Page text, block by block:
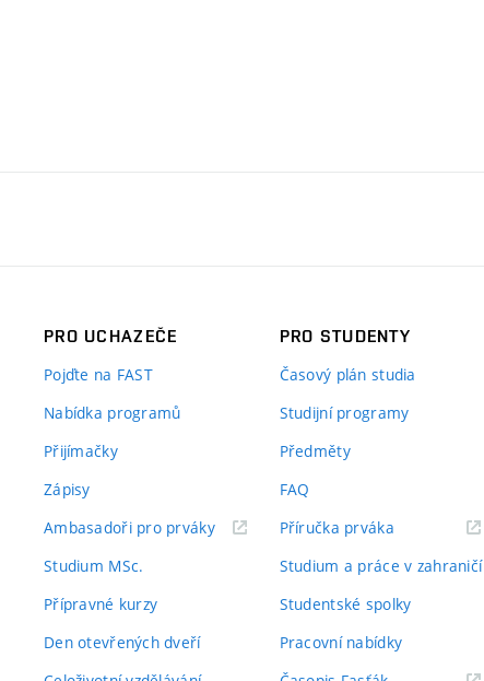
PRO UCHAZEČE
Pojďte na FAST
Nabídka programů
Přijímačky
Zápisy
Ambasadoři pro prváky(externí
Studium MSc.
Přípravné kurzy
Den otevřených dveří
PRO STUDENTY
Časový plán studia
Studijní programy
Předměty
FAQ
Příručka prváka(externí
Studium a práce v zahraničí
Studentské spolky
Pracovní nabídky